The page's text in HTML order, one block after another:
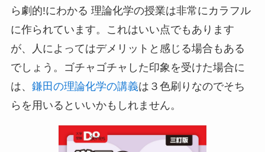
ら劇的!にわかる 理論化学の授業は非常にカラフル
に作られています。これはいい点でもあります
が、人によってはデメリットと感じる場合もある
でしょう。ゴチャゴチャした印象を受けた場合に
は、 鎌田の理論化学の講義は３色刷りなのでそち
らを用いるといいかもしれません。